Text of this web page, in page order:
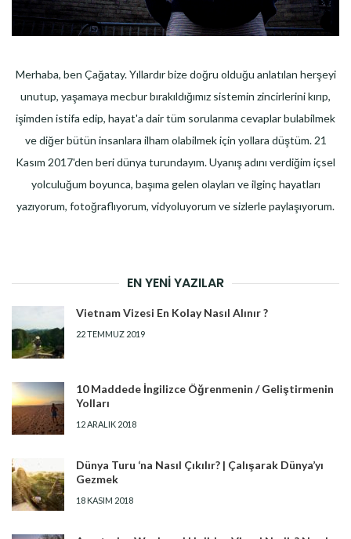
Merhaba, ben Çağatay. Yıllardır bize doğru olduğu anlatılan herşeyi
unutup, yaşamaya mecbur bırakıldığımız sistemin zincirlerini kırıp,
işimden istifa edip, hayat'a dair tüm sorularıma cevaplar bulabilmek
ve diğer bütün insanlara ilham olabilmek için yollara düştüm. 21
Kasım 2017'den beri dünya turundayım. Uyanış adını verdiğim içsel
yolculuğum boyunca, başıma gelen olayları ve ilginç hayatları
yazıyorum, fotoğraflıyorum, vidyoluyorum ve sizlerle paylaşıyorum.
EN YENI YAZILAR
Vietnam Vizesi En Kolay Nasıl Alınır ?
22 TEMMUZ 2019
10 Maddede İngilizce Öğrenmenin / Geliştirmenin
Yolları
12 ARALIK 2018
Dünya Turu ‘na Nasıl Çıkılır? | Çalışarak Dünya’yı
Gezmek
18 KASIM 2018